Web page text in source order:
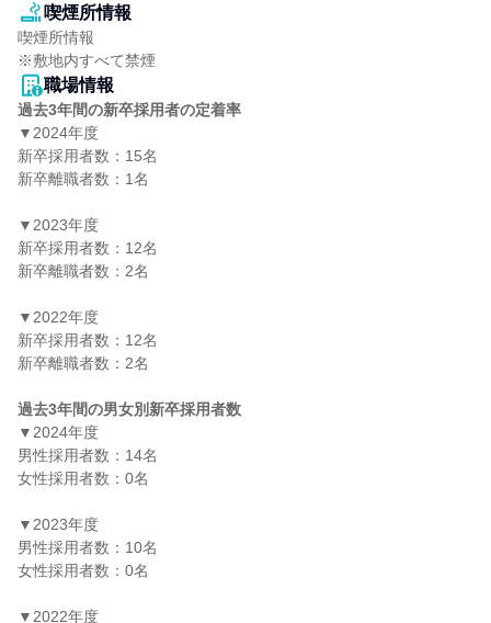
喫煙所情報
喫煙所情報
※敷地内すべて禁煙
職場情報
過去3年間の新卒採用者の定着率
▼2024年度
新卒採用者数：15名
新卒離職者数：1名
▼2023年度
新卒採用者数：12名
新卒離職者数：2名
▼2022年度
新卒採用者数：12名
新卒離職者数：2名
過去3年間の男女別新卒採用者数
▼2024年度
男性採用者数：14名
女性採用者数：0名
▼2023年度
男性採用者数：10名
女性採用者数：0名
▼2022年度